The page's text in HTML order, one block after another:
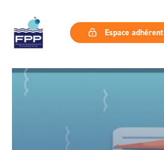
Espace adhérent